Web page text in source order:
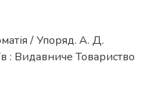
/ Упоряд. А. Д.
: Видавниче Товариство